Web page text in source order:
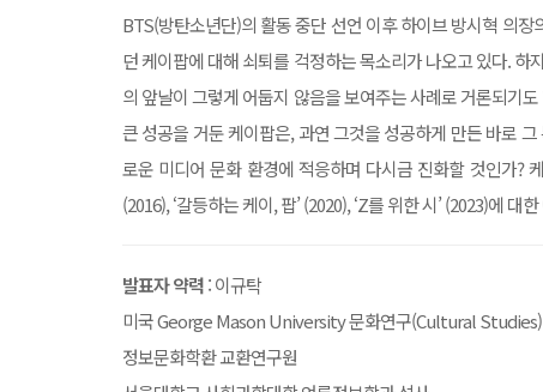
BTS(방탄소년단)의 활동 중단 선언 이후 하이브 방시혁 의장
던 케이팝에 대해 쇠퇴를 걱정하는 목소리가 나오고 있다. 하
의 앞날이 그렇게 어둡지 않음을 보여주는 사례로 거론되기
큰 성공을 거둔 케이팝은, 과연 그것을 성공하게 만든 바로
로운 미디어 문화 환경에 적응하며 다시금 진화할 것인가?
(2016), ‘갈등하는 케이, 팝’ (2020), ‘Z를 위한 시’ (2023)에
발표자 약력: 이규탁
미국 George Mason University 문화연구(Cultural
정보문화학환 교환연구원